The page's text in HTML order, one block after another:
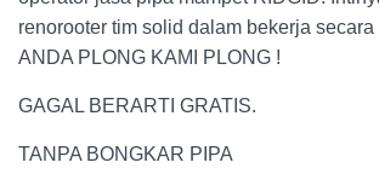
renorooter tim solid dalam bekerja
ANDA PLONG KAMI PLONG !
GAGAL BERARTI GRATIS.
TANPA BONGKAR PIPA